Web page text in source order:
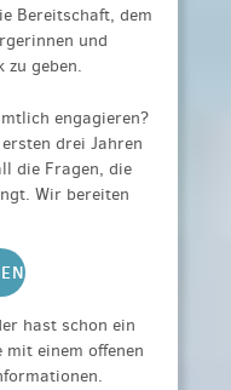
Bereitschaft, dem
und
zu geben.
engagieren?
drei Jahren
die Fragen, die
Wir bereiten
hast schon ein
mit einem offenen